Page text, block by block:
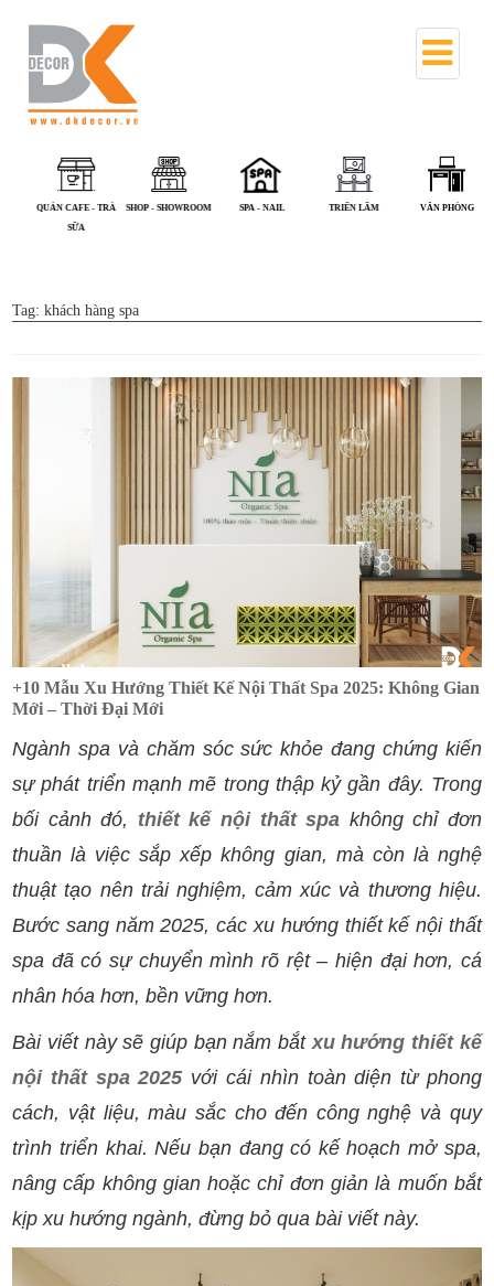
QUÁN CAFE - TRÀ
SHOP - SHOWROOM SPA - NAIL TRIỂN LÃM VĂN PHÒNG
Tag:khách hàng spa
+10 Mẫu Xu Hướng Thiết Kế Nội Thất Spa 2025: Không Gian
Mới – Thời Đại Mới
Ngành spa và chăm sóc sức khỏe đang chứng kiến
sự phát triển mạnh mẽ trong thập kỷ gần đây. Trong
bối cảnh đó, thiết kế nội thất spa không chỉ đơn
thuần là việc sắp xếp không gian, mà còn là nghệ
thuật tạo nên trải nghiệm, cảm xúc và thương hiệu.
Bước sang năm 2025, các xu hướng thiết kế nội thất
spa đã có sự chuyển mình rõ rệt – hiện đại hơn, cá
nhân hóa hơn, bền vững hơn.
Bài viết này sẽ giúp bạn nắm bắt xu hướng thiết kế
nội thất spa 2025 với cái nhìn toàn diện từ phong
cách, vật liệu, màu sắc cho đến công nghệ và quy
trình triển khai. Nếu bạn đang có kế hoạch mở spa,
nâng cấp không gian hoặc chỉ đơn giản là muốn bắt
kịp xu hướng ngành, đừng bỏ qua bài viết này.